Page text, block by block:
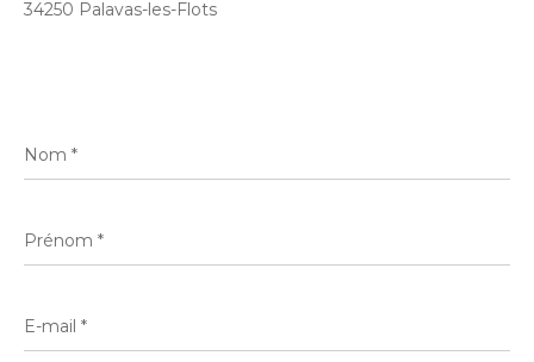
34250 Palavas-les-Flots
*
*
mail
*